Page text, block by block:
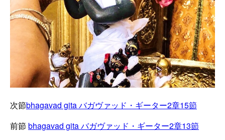
次節bhagavad gita バガヴァッド・ギーター2章15節
前節 bhagavad gita バガヴァッド・ギーター2章13節